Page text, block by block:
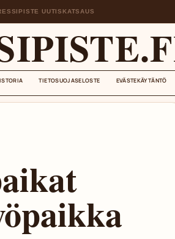
UUTISKATSAUS
TIETOSUOJASELOSTE EVÄSTEKÄYTÄNTÖ